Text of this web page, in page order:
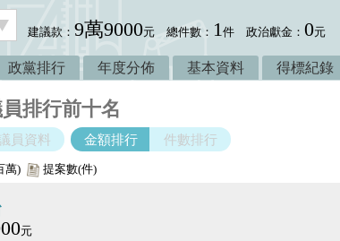
建議款：9萬9000元 總件數： 1件 政治獻金：0元
政黨排行 年度分佈 基本資料 得標紀錄
排行前十名
員資料 金額排行 件數排行
萬) 提案數(件)
元